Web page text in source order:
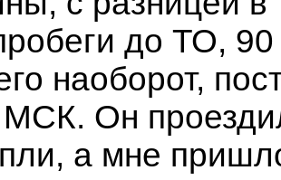
до ТО, 90
наоборот,
Он
а мне